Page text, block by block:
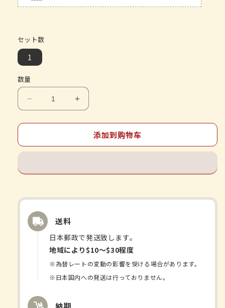
セット数
1
数量
ラ
竹
茹
ス
ラ
温
胆
湯
エ
添加到购物车
送料
日本郵政で発送致します。
地域により$10〜$30程度
※為替レートの変動の影響を受ける場合があります。
※日本国内への発送は行っておりません。
納期